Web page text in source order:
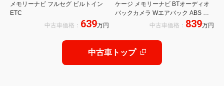
メモリーナビ フルセグ ビルトイン
ETC
中古車価格： 639万円
ケージ メモリーナビ BTオーディオ
バックカメラ Wエアバック ABS ス
マートキー D席シートヒーター ビル
中古車価格： 839万円
中古車トップ